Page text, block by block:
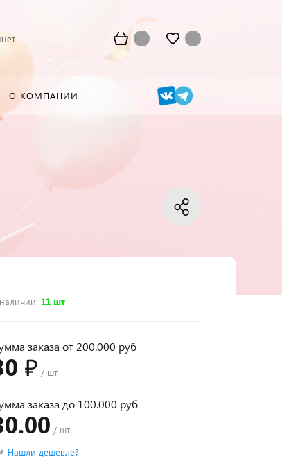
О КОМПАНИИ
: 11 шт
заказа от 200.000 руб
₽ / шт
заказа до 100.000 руб
/ шт
Нашли дешевле?